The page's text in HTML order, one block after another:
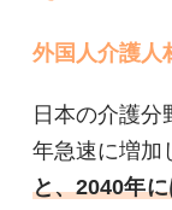
外国人介護人
日本の介護
年急速に増加
と、2040年